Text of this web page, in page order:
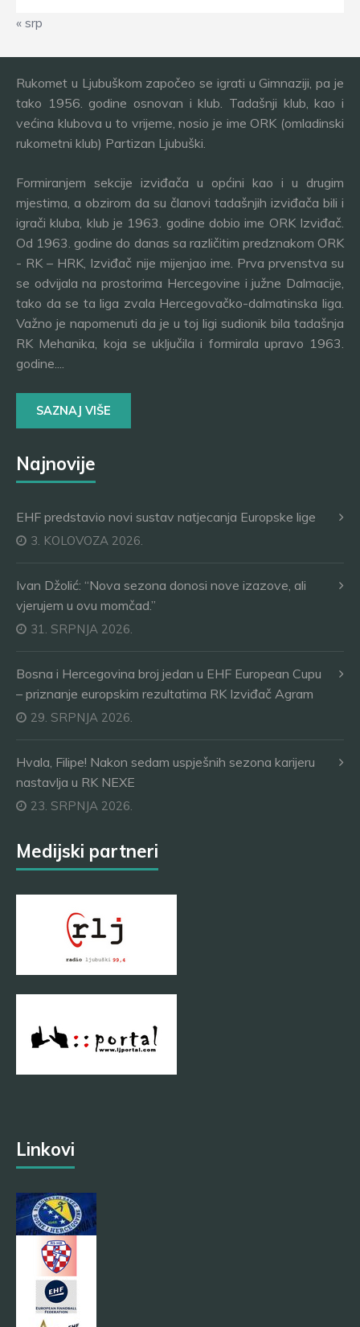
« srp
Rukomet u Ljubuškom započeo se igrati u Gimnaziji, pa je
tako 1956. godine osnovan i klub. Tadašnji klub, kao i
većina klubova u to vrijeme, nosio je ime ORK (omladinski
rukometni klub) Partizan Ljubuški.
Formiranjem sekcije izviđača u općini kao i u drugim
mjestima, a obzirom da su članovi tadašnjih izviđača bili i
igrači kluba, klub je 1963. godine dobio ime ORK Izviđač.
Od 1963. godine do danas sa različitim predznakom ORK
- RK – HRK, Izviđač nije mijenjao ime. Prva prvenstva su
se odvijala na prostorima Hercegovine i južne Dalmacije,
tako da se ta liga zvala Hercegovačko-dalmatinska liga.
Važno je napomenuti da je u toj ligi sudionik bila tadašnja
RK Mehanika, koja se uključila i formirala upravo 1963.
godine....
SAZNAJ VIŠE
Najnovije
EHF predstavio novi sustav natjecanja Europske lige
3. KOLOVOZA 2026.
Ivan Džolić: “Nova sezona donosi nove izazove, ali
vjerujem u ovu momčad.”
31. SRPNJA 2026.
Bosna i Hercegovina broj jedan u EHF European Cupu
– priznanje europskim rezultatima RK Izviđač Agram
29. SRPNJA 2026.
Hvala, Filipe! Nakon sedam uspješnih sezona karijeru
nastavlja u RK NEXE
23. SRPNJA 2026.
Medijski partneri
Linkovi